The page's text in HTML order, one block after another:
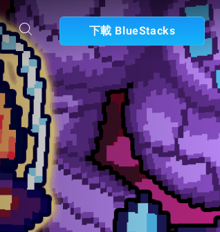
下載 BlueStacks